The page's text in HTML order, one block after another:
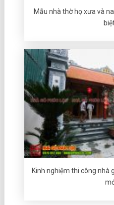
Mẫu nhà thờ họ xưa và
Kinh nghiệm thi công nhà